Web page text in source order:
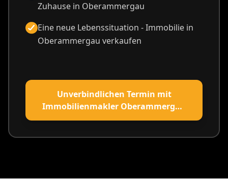
Zuhause in Oberammergau
Eine neue Lebenssituation - Immobilie in
Oberammergau verkaufen
Unverbindlichen Termin mit
Immobilienmakler Oberammergau
vereinbaren